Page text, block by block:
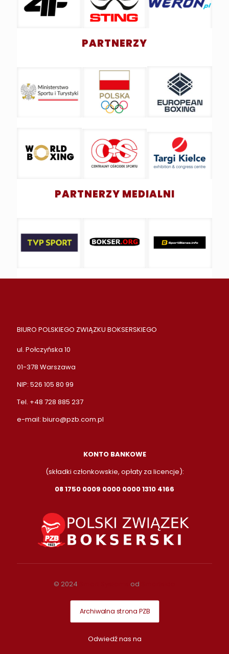
PARTNERZY
PARTNERZY MEDIALNI
BIURO POLSKIEGO ZWIĄZKU BOKSERSKIEGO
ul. Połczyńska 10
01-378 Warszawa
NIP: 526 105 80 99
Tel. +48 728 885 237
e-mail: biuro@pzb.com.pl
KONTO BANKOWE
(składki członkowskie, opłaty za licencje):
08 1750 0009 0000 0000 1310 4166
© 2024 od
Archiwalna strona PZB
Odwiedź nas na